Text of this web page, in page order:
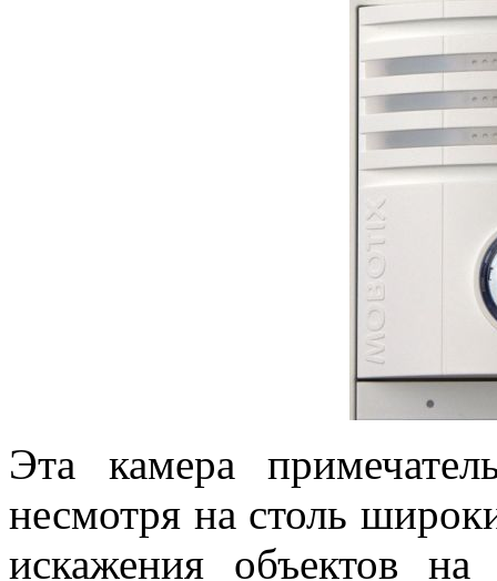
Эта камера
несмотря на столь
искажения объектов